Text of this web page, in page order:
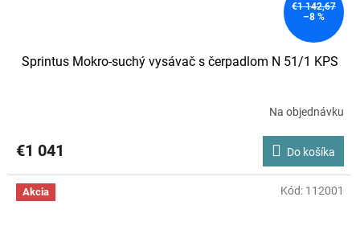
€1 142,67
–8 %
Sprintus Mokro-suchý vysávač s čerpadlom N 51/1 KPS
Na objednávku
€1 041 Do košíka
Akcia Kód: 112001